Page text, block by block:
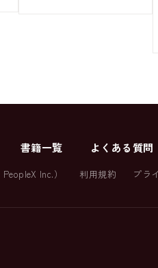
書籍一覧 よくある質問
PeopleX Inc.） 利用規約 プラ